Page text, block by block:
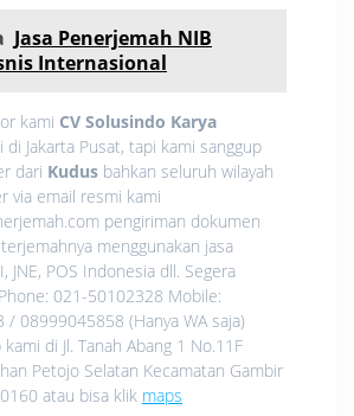
Jasa Penerjemah NIB
Internasional
kami CV Solusindo Karya
di Jakarta Pusat, tapi kami sanggup
dari Kudus bahkan seluruh wilayah
via email resmi kami
pengiriman dokumen
menggunakan jasa
JNE, POS Indonesia dll. Segera
021-50102328 Mobile:
/ 08999045858 (Hanya WA saja)
di Jl. Tanah Abang 1 No.11F
Petojo Selatan Kecamatan Gambir
atau bisa klik maps